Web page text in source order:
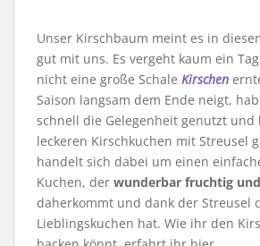
Unser Kirschbaum meint es in
gut mit uns. Es vergeht kaum ein
nicht eine große Schale Kirschen
Saison langsam dem Ende neigt,
schnell die Gelegenheit genutzt und
leckeren Kirschkuchen mit Streusel
handelt sich dabei um einen
Kuchen, der wunderbar fruchtig
daherkommt und dank der Streusel
Lieblingskuchen hat. Wie ihr den